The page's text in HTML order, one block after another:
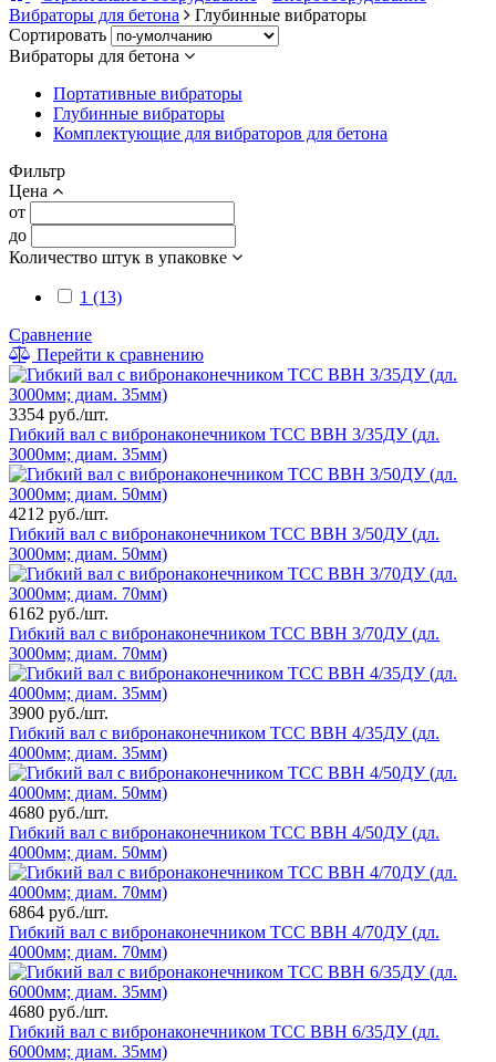
Вибраторы для бетона
Глубинные вибраторы
Сортировать
Вибраторы для бетона
Портативные вибраторы
Глубинные вибраторы
Комплектующие для вибраторов для бетона
Фильтр
Цена
от
до
Количество штук в упаковке
1 (13)
Сравнение
Перейти к сравнению
3354 руб./шт.
Гибкий вал с вибронаконечником ТСС ВВН 3/35ДУ (дл.
3000мм; диам. 35мм)
4212 руб./шт.
Гибкий вал с вибронаконечником ТСС ВВН 3/50ДУ (дл.
3000мм; диам. 50мм)
6162 руб./шт.
Гибкий вал с вибронаконечником ТСС ВВН 3/70ДУ (дл.
3000мм; диам. 70мм)
3900 руб./шт.
Гибкий вал с вибронаконечником ТСС ВВН 4/35ДУ (дл.
4000мм; диам. 35мм)
4680 руб./шт.
Гибкий вал с вибронаконечником ТСС ВВН 4/50ДУ (дл.
4000мм; диам. 50мм)
6864 руб./шт.
Гибкий вал с вибронаконечником ТСС ВВН 4/70ДУ (дл.
4000мм; диам. 70мм)
4680 руб./шт.
Гибкий вал с вибронаконечником ТСС ВВН 6/35ДУ (дл.
6000мм; диам. 35мм)